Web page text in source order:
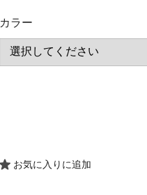
カラー
お気に入りに追加